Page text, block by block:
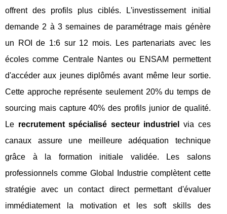
offrent des profils plus ciblés. L'investissement initial
demande 2 à 3 semaines de paramétrage mais génère
un ROI de 1:6 sur 12 mois. Les partenariats avec les
écoles comme Centrale Nantes ou ENSAM permettent
d'accéder aux jeunes diplômés avant même leur sortie.
Cette approche représente seulement 20% du temps de
sourcing mais capture 40% des profils junior de qualité.
Le recrutement spécialisé secteur industriel
via ces
canaux assure une meilleure adéquation technique
grâce à la formation initiale validée. Les salons
professionnels comme Global Industrie complètent cette
stratégie avec un contact direct permettant d'évaluer
immédiatement la motivation et les soft skills des